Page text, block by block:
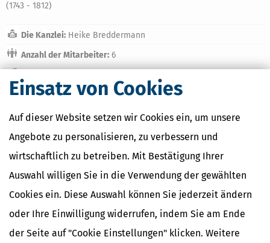
Einsatz von Cookies
Auf dieser Website setzen wir Cookies ein, um unsere
Angebote zu personalisieren, zu verbessern und
wirtschaftlich zu betreiben. Mit Bestätigung Ihrer
Auswahl willigen Sie in die Verwendung der gewählten
Cookies ein. Diese Auswahl können Sie jederzeit ändern
oder Ihre Einwilligung widerrufen, indem Sie am Ende
der Seite auf "Cookie Einstellungen" klicken. Weitere
(1743 - 1812)
Die Kanzlei: Heike Breddermann
Anzahl der Mitarbeiter: 6
Strasse:
Muldenstr. 23
PLZ / Ort
74930 Ittlingen
Tel:
07266911255
Fax:
07266911257
heike@breddermann.org oder
Kontaktformular
Web:
www.heike-breddermann.de